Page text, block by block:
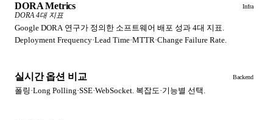
DORA Metrics Infra
DORA 4대 지표
Google DORA 연구가 정의한 소프트웨어 배포 성과 4대 지표.
Deployment Frequency·Lead Time·MTTR·Change Failure Rate.
실시간 옵션 비교 Backend
폴링·Long Polling·SSE·WebSocket. 복잡도·기능별 선택.